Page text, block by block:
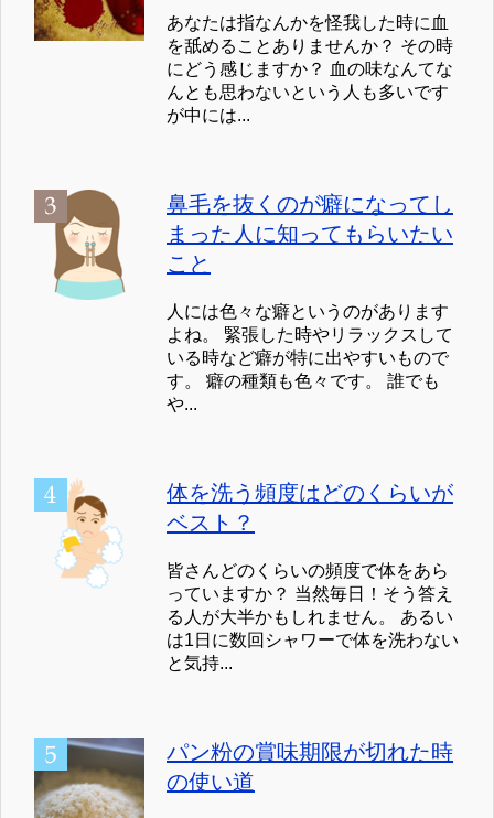
あなたは指なんかを怪我した時に血
を舐めることありませんか？ その時
にどう感じますか？ 血の味なんてな
んとも思わないという人も多いです
が中には...
鼻毛を抜くのが癖になってし
まった人に知ってもらいたい
こと
人には色々な癖というのがあります
よね。 緊張した時やリラックスして
いる時など癖が特に出やすいもので
す。 癖の種類も色々です。 誰でも
や...
体を洗う頻度はどのくらいが
ベスト？
皆さんどのくらいの頻度で体をあら
っていますか？ 当然毎日！そう答え
る人が大半かもしれません。 あるい
は1日に数回シャワーで体を洗わない
と気持...
パン粉の賞味期限が切れた時
の使い道